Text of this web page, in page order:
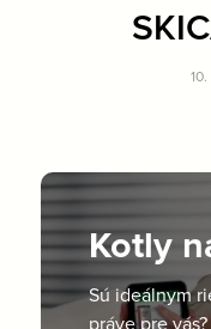
Kotly
Sú ideálnym
práve pre vás?